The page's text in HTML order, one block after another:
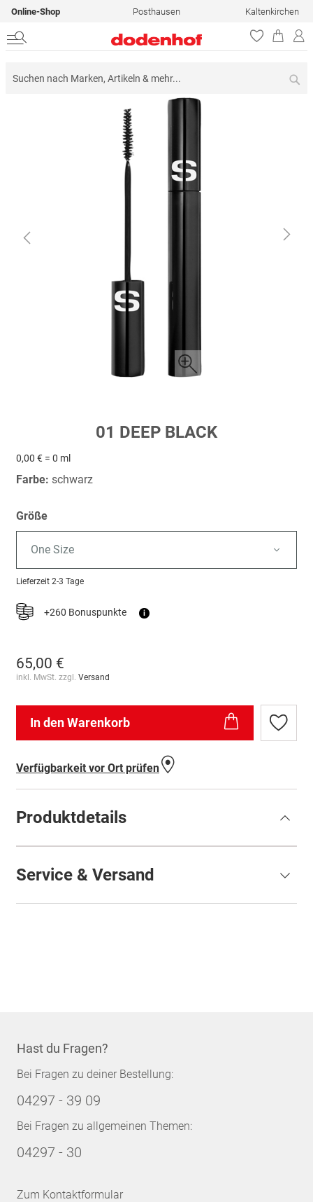
Online-Shop Posthausen Kaltenkirchen
der
springen
01 DEEP BLACK
0,00 € = 0 ml
Farbe: schwarz
Größe
One Size
Lieferzeit 2-3 Tage
+260 Bonuspunkte i
65,00 €
inkl. MwSt. zzgl. Versand
In den Warenkorb
Zur
Verfügbarkeit vor Ort prüfen
Produktdetails
Service & Versand
Hast du Fragen?
Bei Fragen zu deiner Bestellung:
04297 - 39 09
Bei Fragen zu allgemeinen Themen:
04297 - 30
Zum Kontaktformular